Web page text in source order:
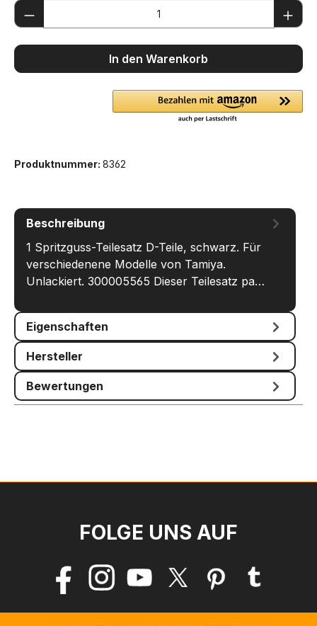
Produkt Anzahl: Gib den gewünschten
In den Warenkorb
Produktnummer: 8362
Beschreibung
1 Spritzguss-Teilesatz D-Teile, schwarz. Für
verschiedenene Modelle von Tamiya.
Unlackiert. 300005565 Dieser Teilesatz pa…
Eigenschaften
Hersteller
Bewertungen
FOLGE UNS AUF